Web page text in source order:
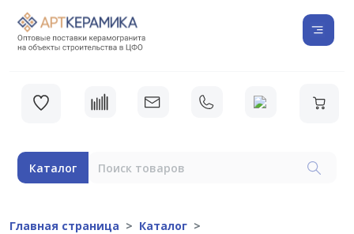
Каталог
Главная страница
Каталог